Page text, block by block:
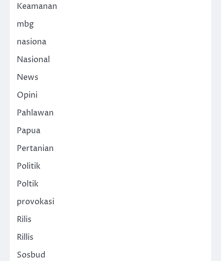
Keamanan
mbg
nasiona
Nasional
News
Opini
Pahlawan
Papua
Pertanian
Politik
Poltik
provokasi
Rilis
Rillis
Sosbud